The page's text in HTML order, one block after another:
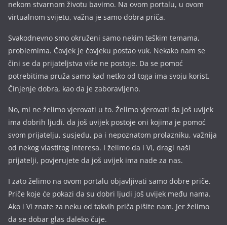
nekom stvarnom životu bavimo. Na ovom portalu, u ovom
virtualnom svijetu, važna je samo dobra priča.
Svakodnevno smo okruženi samo nekim teškim temama,
problemima. Čovjek je čovjeku postao vuk. Nekako nam se
čini se da prijateljstva više ne postoje. Da se pomoć
potrebitima pruža samo kad netko od toga ima svoju korist.
Činjenje dobra, kao da je zaboravljeno.
No, mi ne želimo vjerovati u to. Želimo vjerovati da još uvijek
ima dobrih ljudi. da još uvijek postoje oni kojima je pomoć
svom prijatelju, susjedu, pa i nepoznatom prolazniku, važnija
od nekog vlastitog interesa. I želimo da i Vi, dragi naši
prijatelji, povjerujete da još uvijek ima nade za nas.
I zato želimo na ovom portalu objavljivati samo dobre priče.
Priče koje će pokazi da su dobri ljudi još uvijek među nama.
Ako i Vi znate za neku od takvih priča pišite nam. Jer želimo
da se dobar glas daleko čuje.